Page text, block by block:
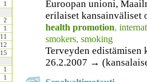
1
2
1
11
12
15
1
1
Euroopan unioni,
erilaiset kansainväliset
health promotion,
smokers, smoking
Terveyden edistämisen
26.2.2007 →